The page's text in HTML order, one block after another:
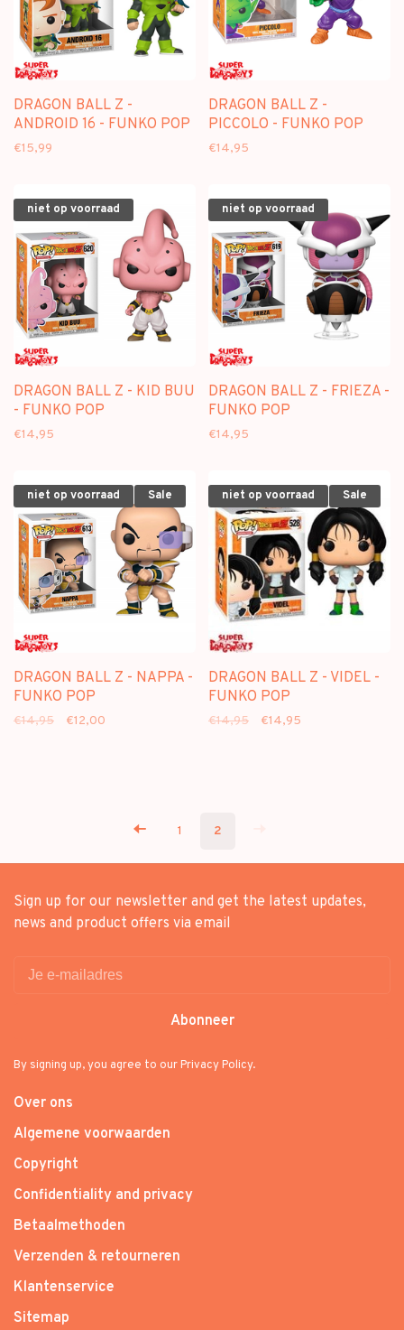
DRAGON BALL Z -
ANDROID 16 - FUNKO POP
€15,99
DRAGON BALL Z -
PICCOLO - FUNKO POP
€14,95
niet op voorraad
DRAGON BALL Z - KID BUU
- FUNKO POP
€14,95
niet op voorraad
DRAGON BALL Z - FRIEZA -
FUNKO POP
€14,95
niet op voorraad Sale
DRAGON BALL Z - NAPPA -
FUNKO POP
€14,95 €12,00
niet op voorraad Sale
DRAGON BALL Z - VIDEL -
FUNKO POP
€14,95 €14,95
1 2
Sign up for our newsletter and get the latest updates,
news and product offers via email
Abonneer
By signing up, you agree to our Privacy Policy.
Over ons
Algemene voorwaarden
Copyright
Confidentiality and privacy
Betaalmethoden
Verzenden & retourneren
Klantenservice
Sitemap